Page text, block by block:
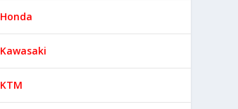
Honda
Kawasaki
KTM